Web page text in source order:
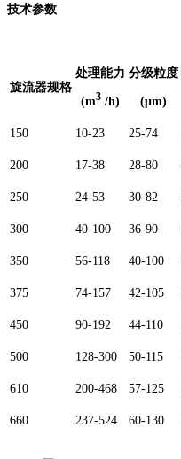
技术参数
旋流器规格
处理能力
(m3 /h)
分级粒度
(μm)
150 10-23 25-74
200 17-38 28-80
250 24-53 30-82
300 40-100 36-90
350 56-118 40-100
375 74-157 42-105
450 90-192 44-110
500 128-300 50-115
610 200-468 57-125
660 237-524 60-130